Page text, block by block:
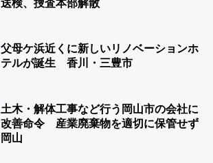
送検、捜査本部解散
父母ケ浜近くに新しいリノベーションホ
テルが誕生 香川・三豊市
土木・解体工事など行う岡山市の会社に
改善命令 産業廃棄物を適切に保管せず
岡山